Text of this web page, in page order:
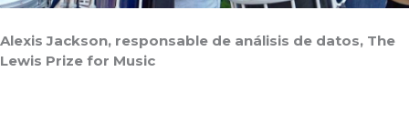
Alexis Jackson, responsable de análisis de datos, The
Lewis Prize for Music